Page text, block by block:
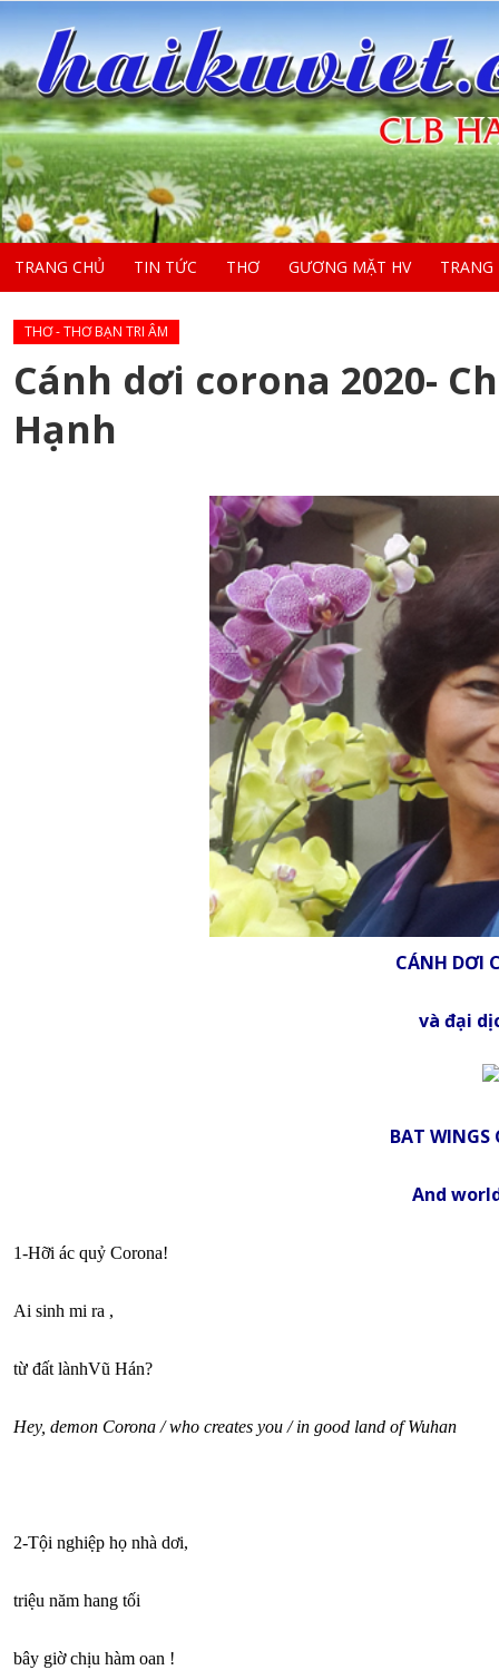
TRANG CHỦ TIN TỨC THƠ GƯƠNG MẶT HV
THƠ - THƠ BẠN TRI ÂM
Cánh dơi corona 2020-
Hạnh
CÁNH DƠI
và đại
BAT WINGS
And
1-Hỡi ác quỷ Corona!
Ai sinh mi ra ,
từ đất lànhVũ Hán?
Hey, demon Corona / who creates you / in good land of Wuhan
2-Tội nghiệp họ nhà dơi,
triệu năm hang tối
bây giờ chịu hàm oan !